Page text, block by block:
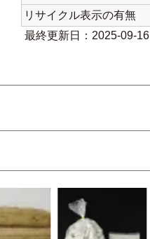
リサイクル表示の有無
最終更新日：2025-09-16